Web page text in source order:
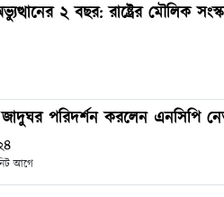
২ বছর: রাষ্ট্রের মৌলিক
পরিদর্শন করলেন এনসিপি
আগে